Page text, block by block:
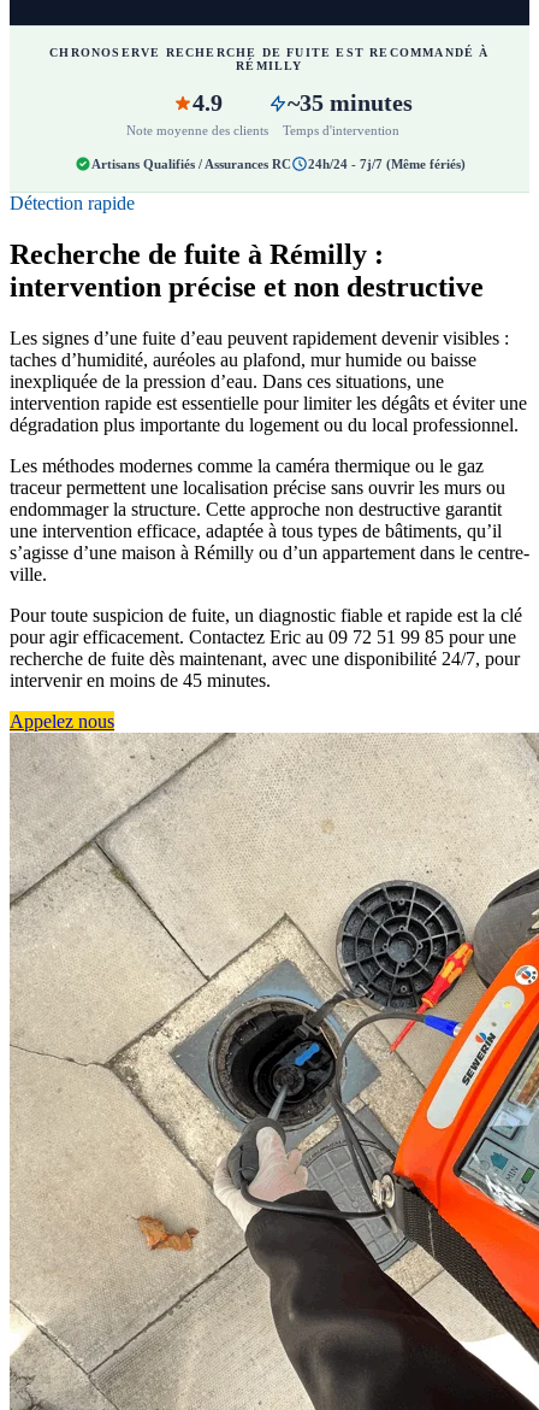
CHRONOSERVE RECHERCHE DE FUITE EST RECOMMANDÉ À
RÉMILLY
4.9
Note moyenne des clients
~35 minutes
Temps d'intervention
Artisans Qualifiés / Assurances RC 24h/24 - 7j/7 (Même fériés)
Détection rapide
Recherche de fuite à Rémilly :
intervention précise et non destructive
Les signes d’une fuite d’eau peuvent rapidement devenir visibles :
taches d’humidité, auréoles au plafond, mur humide ou baisse
inexpliquée de la pression d’eau. Dans ces situations, une
intervention rapide est essentielle pour limiter les dégâts et éviter une
dégradation plus importante du logement ou du local professionnel.
Les méthodes modernes comme la caméra thermique ou le gaz
traceur permettent une localisation précise sans ouvrir les murs ou
endommager la structure. Cette approche non destructive garantit
une intervention efficace, adaptée à tous types de bâtiments, qu’il
s’agisse d’une maison à Rémilly ou d’un appartement dans le centre-
ville.
Pour toute suspicion de fuite, un diagnostic fiable et rapide est la clé
pour agir efficacement. Contactez Eric au 09 72 51 99 85 pour une
recherche de fuite dès maintenant, avec une disponibilité 24/7, pour
intervenir en moins de 45 minutes.
Appelez nous